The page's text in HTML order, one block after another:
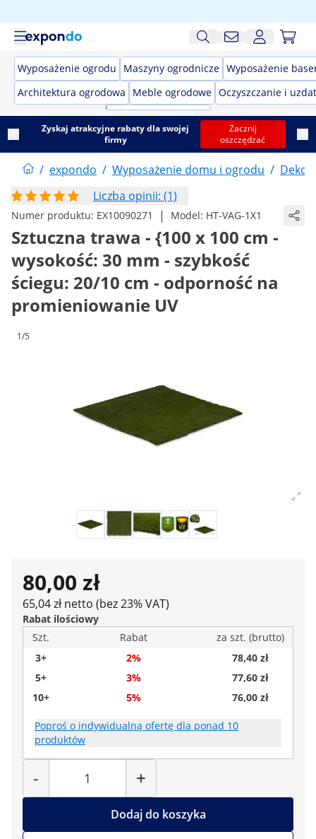
Wyposażenie ogrodu Maszyny ogrodnicze Wyposażenie
Architektura ogrodowa
Meble ogrodowe Oczyszczanie i
Zyskaj atrakcyjne rabaty dla swojej
firmy
Zacznij
oszczędzać
/ expondo / Wyposażenie domu i ogrodu /
Liczba opinii: (1)
Numer produktu: EX10090271 | Model: HT-VAG-1X1
Sztuczna trawa - {100 x 100 cm -
wysokość: 30 mm - szybkość
ściegu: 20/10 cm - odporność na
promieniowanie UV
1/5
80,00 zł
65,04 zł netto (bez 23% VAT)
Rabat ilościowy
Szt.
Rabat
za szt. (brutto)
3+
2%
78,40 zł
5+
3%
77,60 zł
10+
5% 76,00 zł
Poproś o indywidualną ofertę dla ponad 10
produktów
-
Liczba
+
Dodaj do koszyka